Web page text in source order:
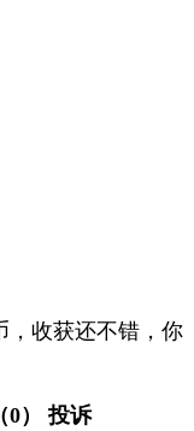
，收获还不错，你
0） 投诉